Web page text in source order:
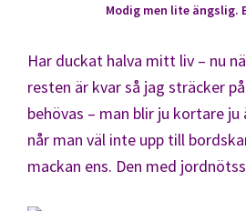
Modig men lite ängslig.
Har duckat halva mitt liv – nu
resten är kvar så jag sträcker
behövas – man blir ju kortare ju
når man väl inte upp till
mackan ens. Den med